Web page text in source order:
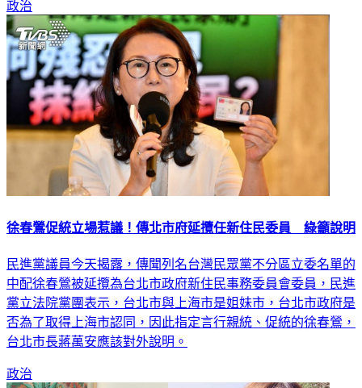
政治
徐春鶯促統立場惹議！傳北市府延攬任新住民委員 綠籲說明
民進黨議員今天揭露，傳聞列名台灣民眾黨不分區立委名單的
中配徐春鶯被延攬為台北市政府新住民事務委員會委員，民進
黨立法院黨團表示，台北市與上海市是姐妹市，台北市政府是
否為了取得上海市認同，因此指定言行親統、促統的徐春鶯，
台北市長蔣萬安應該對外說明。
政治